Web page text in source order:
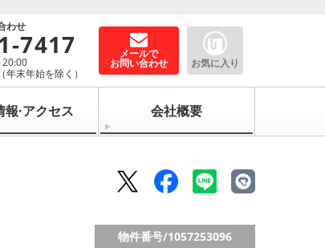
わせ
7417
20:00
年末年始を除く）
メールで
お問い合わせ お気に入り
報·アクセス 会社概要
物件番号/1057253096